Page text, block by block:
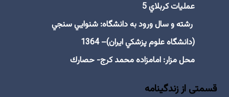
عمليات كربلاي 5
رشته و سال ورود به دانشگاه: شنوايي سنجي
(دانشگاه علوم پزشكي ايران)–
1364
محل مزار: امامزاده محمد كرج- حصارك
قسمتی از زندگینامه